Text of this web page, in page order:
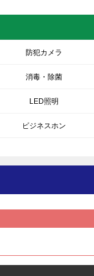
防犯カメラ
消毒・除菌
LED照明
ビジネスホン